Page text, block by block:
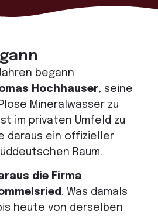
begann
Hochhauser, seine
Mineralwasser zu
im privaten Umfeld zu
daraus ein offizieller
Raum.
die Firma
. Was damals
heute von derselben